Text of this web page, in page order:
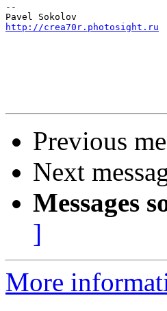
--
http://crea70r.photosight.ru
Previous
Next
Messages
]
More